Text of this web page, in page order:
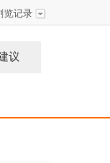
览记录
议